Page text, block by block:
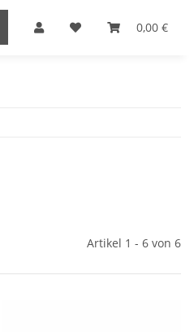
0,00 €
Artikel 1 - 6 von 6